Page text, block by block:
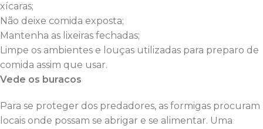
xícaras;
Não deixe comida exposta;
Mantenha as lixeiras fechadas;
Limpe os ambientes e louças utilizadas para preparo de
comida assim que usar.
Vede os buracos
Para se proteger dos predadores, as formigas procuram
locais onde possam se abrigar e se alimentar. Uma